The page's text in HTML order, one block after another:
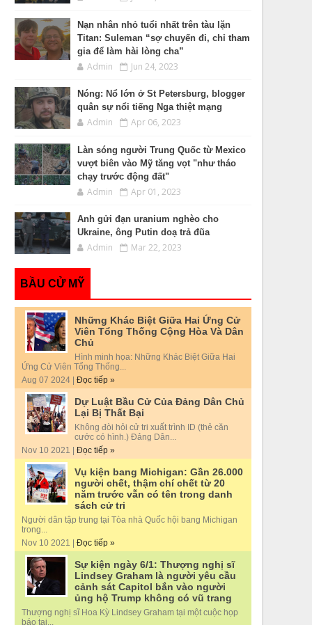
Nạn nhân nhỏ tuổi nhất trên tàu lặn
Titan: Suleman “sợ chuyến đi, chỉ tham
gia để làm hài lòng cha”
Admin Jun 24, 2023
Nóng: Nổ lớn ở St Petersburg, blogger
quân sự nổi tiếng Nga thiệt mạng
Admin Apr 06, 2023
Làn sóng người Trung Quốc từ Mexico
vượt biên vào Mỹ tăng vọt "như tháo
chạy trước động đất"
Admin Apr 01, 2023
Anh gửi đạn uranium nghèo cho
Ukraine, ông Putin doạ trả đũa
Admin Mar 22, 2023
BẦU CỬ MỸ
Những Khác Biệt Giữa Hai Ứng Cử
Viên Tổng Thống Cộng Hòa Và Dân
Chủ
Hình minh họa: Những Khác Biệt Giữa Hai
Ứng Cử Viên Tổng Thống...
Aug 07 2024 | Đọc tiếp »
Dự Luật Bầu Cử Của Đảng Dân Chủ
Lại Bị Thất Bại
Không đòi hỏi cử tri xuất trình ID (thẻ căn
cước có hình.) Đảng Dân...
Nov 10 2021 | Đọc tiếp »
Vụ kiện bang Michigan: Gần 26.000
người chết, thậm chí chết từ 20
năm trước vẫn có tên trong danh
sách cử tri
Người dân tập trung tại Tòa nhà Quốc hội bang Michigan
trong...
Nov 10 2021 | Đọc tiếp »
Sự kiện ngày 6/1: Thượng nghị sĩ
Lindsey Graham là người yêu cầu
cảnh sát Capitol bắn vào người
ủng hộ Trump không có vũ trang
Thượng nghị sĩ Hoa Kỳ Lindsey Graham tại một cuộc họp
báo tại...